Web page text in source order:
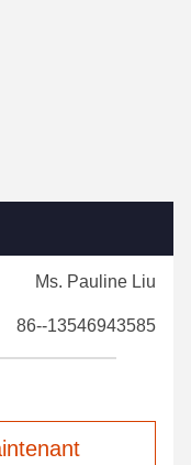
Ms. Pauline Liu
86--13546943585